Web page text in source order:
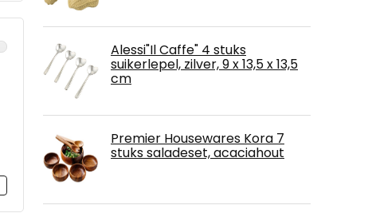
Alessi"Il Caffe" 4 stuks
suikerlepel, zilver, 9 x 13,5 x 13,5
cm
Premier Housewares Kora 7
stuks saladeset, acaciahout